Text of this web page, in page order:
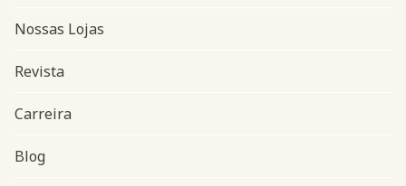
Navegação do rodapé
Nossas Lojas
Revista
Carreira
Blog